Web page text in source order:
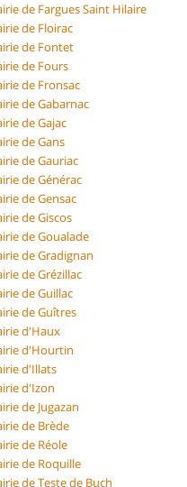
de Fargues Saint Hilaire
de Floirac
de Fontet
de Fours
de Fronsac
de Gabarnac
de Gajac
de Gans
de Gauriac
de Générac
de Gensac
de Giscos
de Goualade
de Gradignan
de Grézillac
de Guillac
de Guîtres
d'Haux
d'Hourtin
d'Illats
d'Izon
de Jugazan
de Brède
de Réole
de Roquille
de Teste de Buch